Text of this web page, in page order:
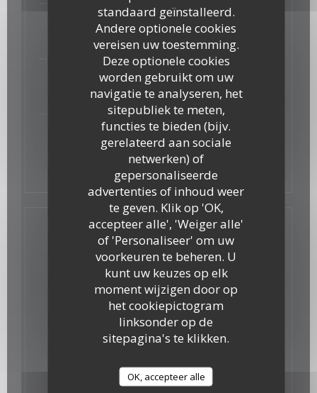
standaard geïnstalleerd.
Andere optionele cookies
vereisen uw toestemming.
Deze optionele cookies
worden gebruikt om uw
navigatie te analyseren, het
sitepubliek te meten,
functies te bieden (bijv.
gerelateerd aan sociale
netwerken) of
gepersonaliseerde
advertenties of inhoud weer
te geven. Klik op 'OK,
accepteer alle', 'Weiger alle'
of 'Personaliseer' om uw
voorkeuren te beheren. U
kunt uw keuzes op elk
moment wijzigen door op
het cookiepictogram
linksonder op de
sitepagina's te klikken.
OK, accepteer alle
pudding cru de chia, mangue et citron v ert
7,50 EUR
Dame Blanche
8,50 EUR
Trio de sorbet
mangue/framboise/citron
8,50 EUR
Boissons
Bières
Moulins d'ascq 33 cl bio
5,50 EUR